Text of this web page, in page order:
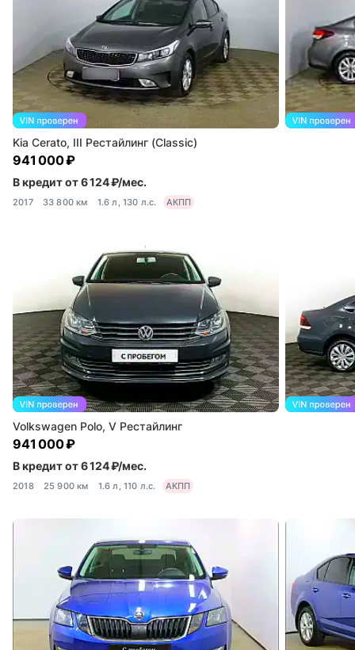
Kia Cerato, III Рестайлинг (Classic)
941 000 ₽
В кредит от 6 124 ₽/мес.
2017 33 800 км 1.6 л, 130 л.с. АКПП
Volkswagen Polo, V Рестайлинг
941 000 ₽
В кредит от 6 124 ₽/мес.
2018 25 900 км 1.6 л, 110 л.с. АКПП